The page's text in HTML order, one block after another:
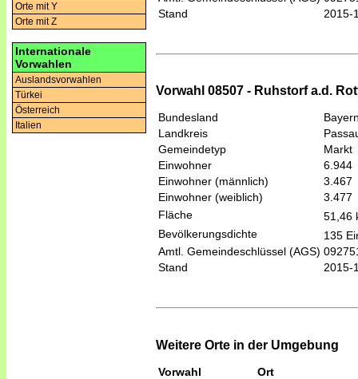
Orte mit Y
Orte mit Z
Internationale
Vorwahlen
Auslandsvorwahlen
Türkei
Österreich
Italien
Stand
2015-
Vorwahl 08507 - Ruhstorf a.d.
Bundesland
Landkreis
Gemeindetyp
Markt
Einwohner
6.944
Einwohner (männlich)
3.467
Einwohner (weiblich)
3.477
Fläche
51,46
Bevölkerungsdichte
135
Amtl. Gemeindeschlüssel (AGS)
Stand
2015-
Weitere Orte in der Umgebung
Vorwahl
Ort